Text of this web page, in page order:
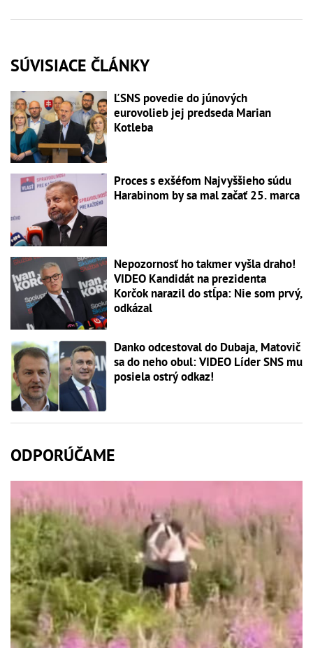
SÚVISIACE ČLÁNKY
ĽSNS povedie do júnových
eurovolieb jej predseda Marian
Kotleba
Proces s exšéfom Najvyššieho súdu
Harabinom by sa mal začať 25. marca
Nepozornosť ho takmer vyšla draho!
VIDEO Kandidát na prezidenta
Korčok narazil do stĺpa: Nie som prvý,
odkázal
Danko odcestoval do Dubaja, Matovič
sa do neho obul: VIDEO Líder SNS mu
posiela ostrý odkaz!
ODPORÚČAME